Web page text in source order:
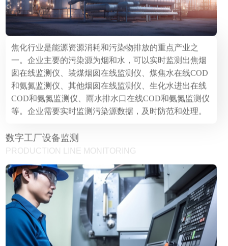
焦化行业是能源资源消耗和污染物排放的重点产业之
一。企业主要的污染源为烟和水，可以实时监测出焦烟
囱在线监测仪、装煤烟囱在线监测仪、煤焦水在线COD
和氨氮监测仪、其他烟囱在线监测仪、生化水进出在线
COD和氨氮监测仪、雨水排水口在线COD和氨氮监测仪
等。企业需要实时监测污染源数据，及时防范和处理。
数字工厂设备监测
PRODUCTION LINE MONITORING